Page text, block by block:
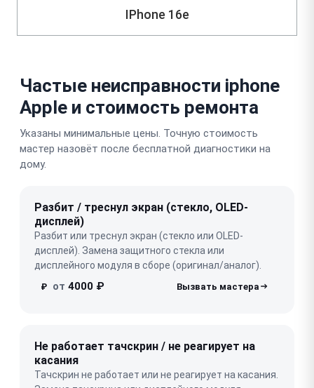
IPhone 16e
Частые неисправности iphone
Apple и стоимость ремонта
Указаны минимальные цены. Точную стоимость
мастер назовёт после бесплатной диагностики на
дому.
Разбит / треснул экран (стекло, OLED-
дисплей)
Разбит или треснул экран (стекло или OLED-
дисплей). Замена защитного стекла или
дисплейного модуля в сборе (оригинал/аналог).
₽ от 4000 ₽
Не работает тачскрин / не реагирует на
касания
Тачскрин не работает или не реагирует на касания.